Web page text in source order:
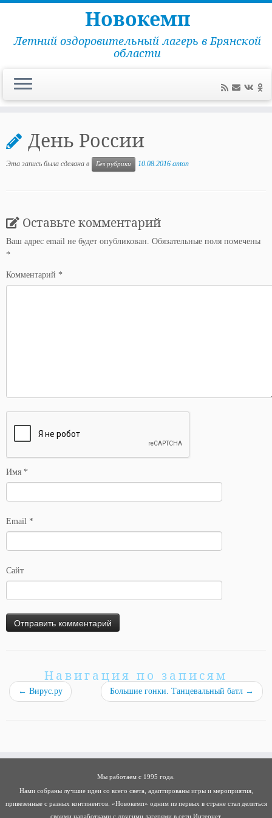
содержимому
Новокемп
Летний оздоровительный лагерь в Брянской
области
День России
Эта запись была сделана в Без рубрики 10.08.2016 anton
Оставьте комментарий
Ваш адрес email не будет опубликован. Обязательные поля помечены
*
Комментарий *
Имя *
Email *
Сайт
Навигация по записям
← Вирус.ру Большие гонки. Танцевальный батл →
Мы работаем с 1995 года.
Нами собраны лучшие идеи со всего света, адаптированы игры и мероприятия,
привезенные с разных континентов. «Новокемп» одним из первых в стране стал делиться
своими наработками с другими лагерями в сети Интернет.